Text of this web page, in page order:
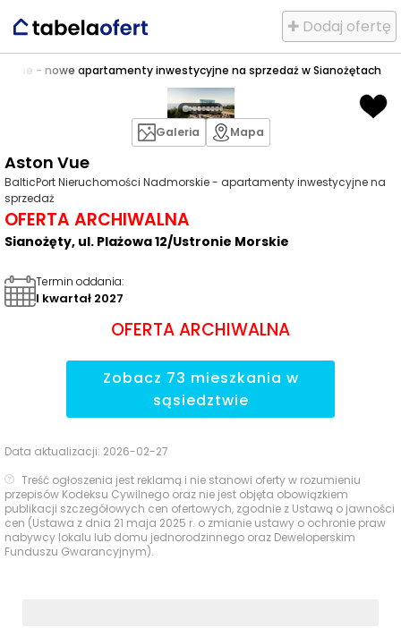
✚ Dodaj ofertę
Vue - nowe apartamenty inwestycyjne na sprzedaż w Sianożętach
Aston Vue
BalticPort Nieruchomości Nadmorskie - apartamenty inwestycyjne na
sprzedaż
OFERTA ARCHIWALNA
Sianożęty, ul. Plażowa 12/Ustronie Morskie
Galeria Mapa
Termin oddania:
I kwartał 2027
OFERTA ARCHIWALNA
Zobacz 73 mieszkania w
sąsiedztwie
Data aktualizacji: 2026-02-27
Treść ogłoszenia jest reklamą i nie stanowi oferty w rozumieniu
przepisów Kodeksu Cywilnego oraz nie jest objęta obowiązkiem
publikacji szczegółowych cen ofertowych, zgodnie z Ustawą o jawności
cen (Ustawa z dnia 21 maja 2025 r. o zmianie ustawy o ochronie praw
nabywcy lokalu lub domu jednorodzinnego oraz Deweloperskim
Funduszu Gwarancyjnym).